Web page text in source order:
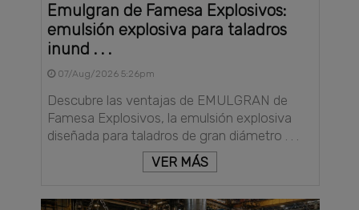
Emulgran de Famesa Explosivos:
emulsión explosiva para taladros
inund . . .
07/Aug/2026 5:26pm
Descubre las ventajas de EMULGRAN de
Famesa Explosivos, la emulsión explosiva
diseñada para taladros de gran diámetro . . .
VER MÁS